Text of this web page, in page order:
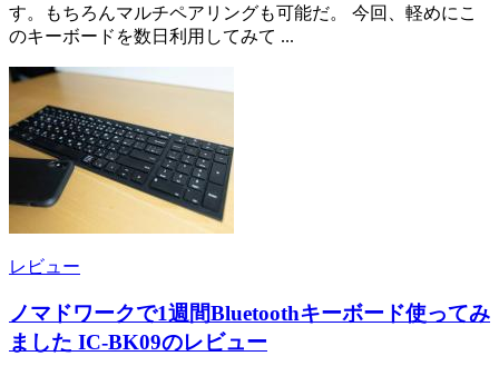
す。もちろんマルチペアリングも可能だ。 今回、軽めにこ
のキーボードを数日利用してみて ...
レビュー
ノマドワークで1週間Bluetoothキーボード使ってみ
ました IC-BK09のレビュー